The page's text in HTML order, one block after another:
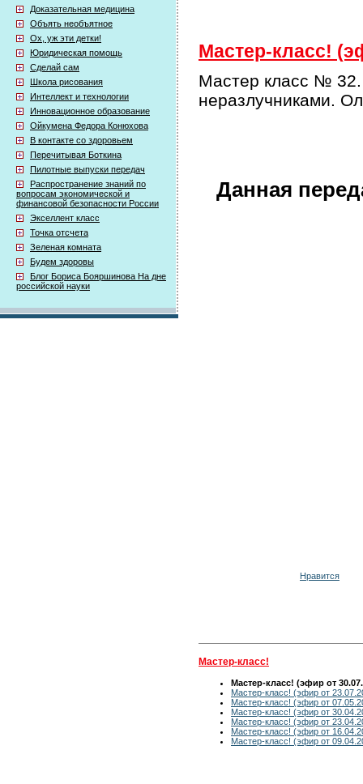
Доказательная медицина
Объять необъятное
Ох, уж эти детки!
Юридическая помощь
Сделай сам
Школа рисования
Интеллект и технологии
Инновационное образование
Ойкумена Федора Конюхова
В контакте со здоровьем
Перечитывая Боткина
Пилотные выпуски передач
Распространение знаний по
вопросам экономической и
финансовой безопасности России
Экселлент класс
Точка отсчета
Зеленая комната
Будем здоровы
Блог Бориса Бояршинова На дне
российской науки
Мастер-класс!
Мастер класс №
неразлучниками.
Данная
Нравится
Мастер-класс!
Мастер-класс! (эфир от
Мастер-класс! (эфир от
Мастер-класс! (эфир от
Мастер-класс! (эфир от
Мастер-класс! (эфир от
Мастер-класс! (эфир от
Мастер-класс! (эфир от